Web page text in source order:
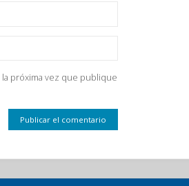
próxima vez que publique